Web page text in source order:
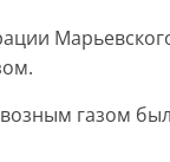
газом